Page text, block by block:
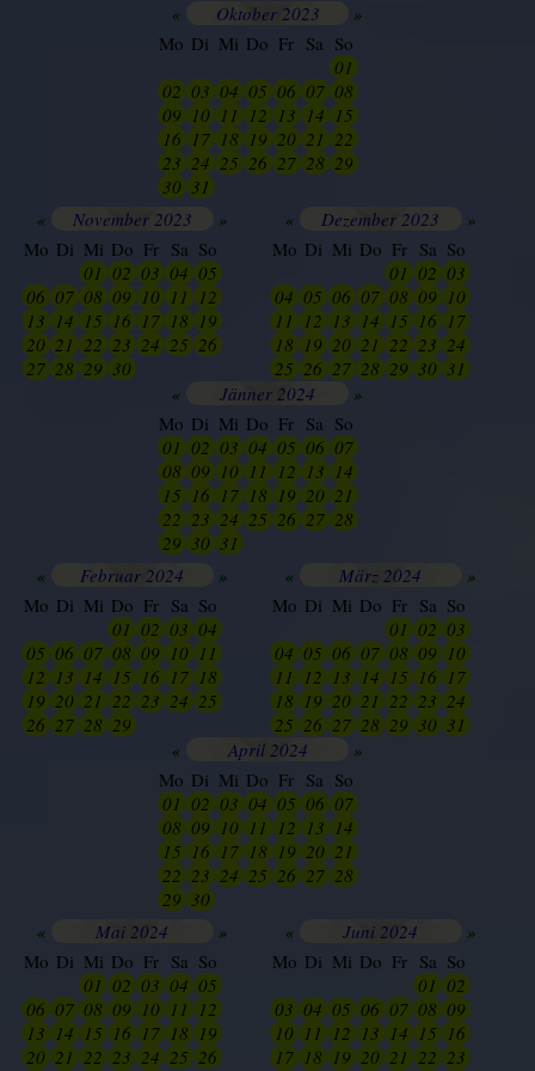
« Oktober 2023 »
Mo Di Mi Do Fr Sa So
01
02 03 04 05 06 07 08
09 10 11 12 13 14 15
16 17 18 19 20 21 22
23 24 25 26 27 28 29
30 31
« November 2023 »
Mo Di Mi Do Fr Sa So
01 02 03 04 05
06 07 08 09 10 11 12
13 14 15 16 17 18 19
20 21 22 23 24 25 26
27 28 29 30
« Dezember 2023 »
Mo Di Mi Do Fr Sa So
01 02 03
04 05 06 07 08 09 10
11 12 13 14 15 16 17
18 19 20 21 22 23 24
25 26 27 28 29 30 31
« Jänner 2024 »
Mo Di Mi Do Fr Sa So
01 02 03 04 05 06 07
08 09 10 11 12 13 14
15 16 17 18 19 20 21
22 23 24 25 26 27 28
29 30 31
« Februar 2024 »
Mo Di Mi Do Fr Sa So
01 02 03 04
05 06 07 08 09 10 11
12 13 14 15 16 17 18
19 20 21 22 23 24 25
26 27 28 29
« März 2024 »
Mo Di Mi Do Fr Sa So
01 02 03
04 05 06 07 08 09 10
11 12 13 14 15 16 17
18 19 20 21 22 23 24
25 26 27 28 29 30 31
« April 2024 »
Mo Di Mi Do Fr Sa So
01 02 03 04 05 06 07
08 09 10 11 12 13 14
15 16 17 18 19 20 21
22 23 24 25 26 27 28
29 30
« Mai 2024 »
Mo Di Mi Do Fr Sa So
01 02 03 04 05
06 07 08 09 10 11 12
13 14 15 16 17 18 19
20 21 22 23 24 25 26
« Juni 2024 »
Mo Di Mi Do Fr Sa So
01 02
03 04 05 06 07 08 09
10 11 12 13 14 15 16
17 18 19 20 21 22 23